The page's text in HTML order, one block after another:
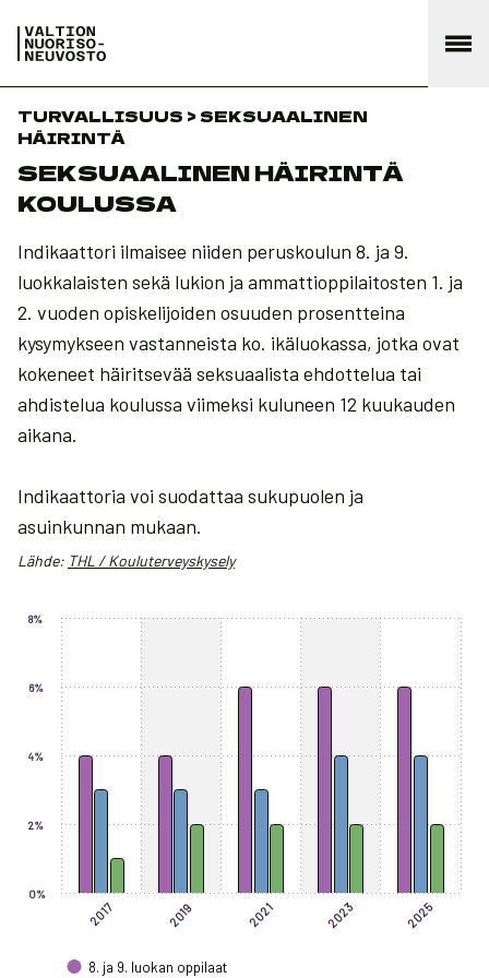
TURVALLISUUS > SEKSUAALINEN
HÄIRINTÄ
SEKSUAALINEN HÄIRINTÄ
KOULUSSA
Indikaattori ilmaisee niiden peruskoulun 8. ja 9.
luokkalaisten sekä lukion ja ammattioppilaitosten 1. ja
2. vuoden opiskelijoiden osuuden prosentteina
kysymykseen vastanneista ko. ikäluokassa, jotka ovat
kokeneet häiritsevää seksuaalista ehdottelua tai
ahdistelua koulussa viimeksi kuluneen 12 kuukauden
aikana.
Indikaattoria voi suodattaa sukupuolen ja
asuinkunnan mukaan.
Lähde: THL / Kouluterveyskysely
Chart
Bar chart with 3 data series.
The chart has 1 X axis displaying categories.
The chart has 1 Y axis displaying values. Data ranges from 1 to 6.
2017 2019 2021 2023 2025
8. ja 9. luokan oppilaat
0%
2%
4%
6%
8%